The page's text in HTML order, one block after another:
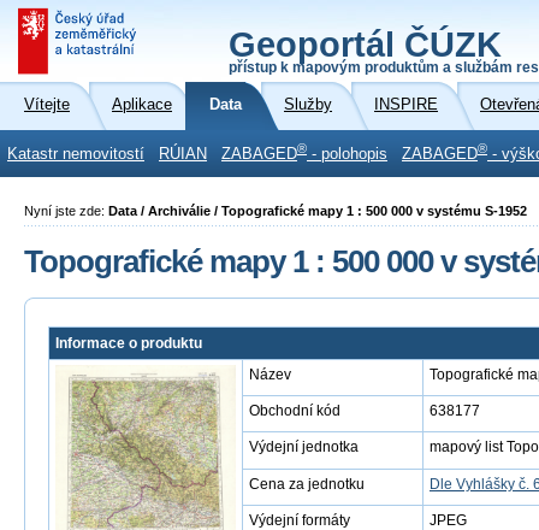
Geoportál ČÚZK
přístup k mapovým produktům a službám
Vítejte Aplikace Data Služby INSPIRE
Katastr nemovitostí RÚIAN ZABAGED® - polohopis ZABAGED® -
Nyní jste zde: Data / Archiválie / Topografické mapy 1 : 500 000 v systému S-1952
Topografické mapy 1 : 500 000 v
Informace o produktu
Název
Topografické
Obchodní kód 638177
Výdejní jednotka mapový list
Cena za jednotku Dle Vyhlášky č.
Výdejní formáty JPEG